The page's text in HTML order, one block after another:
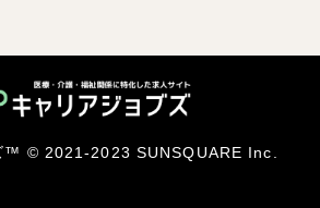
™ © 2021-2023 SUNSQUARE Inc.